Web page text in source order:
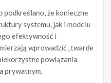
podkreślano, że konieczne
systemu, jak i modelu
efektywność i
wprowadzić „twarde
powiązania
prywatnym.